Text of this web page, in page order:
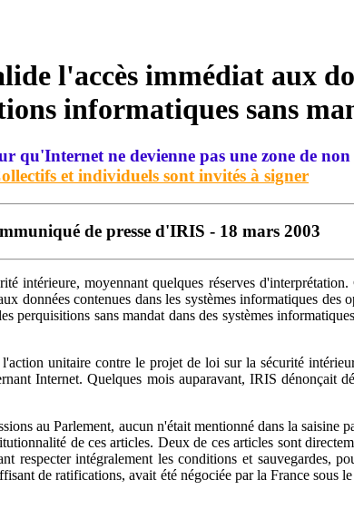
l'accès immédiat aux
informatiques sans
qu'Internet ne devienne pas une zone de
et individuels sont invités à signer
de presse d'IRIS - 18 mars 2003
intérieure, moyennant quelques réserves
données contenues dans les systèmes informatiques des
sans mandat dans des systèmes
unitaire contre le projet de loi sur la sécurité
Internet. Quelques mois auparavant, IRIS dénonçait
au Parlement, aucun n'était mentionné dans la saisine
de ces articles. Deux de ces articles sont
respecter intégralement les conditions et sauvegardes,
de ratifications, avait été négociée par la France sous